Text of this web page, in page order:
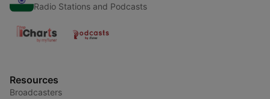
Radio Stations and Podcasts
Resources
Broadcasters